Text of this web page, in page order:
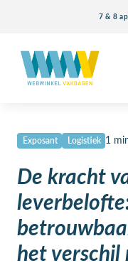
7 & 8
Exposant Logistiek 1
De kracht
het verschil